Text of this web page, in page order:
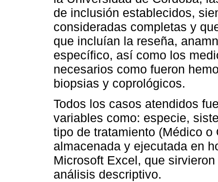
de inclusión establecidos,
consideradas completas y
que incluían la reseña,
específico, así como los
necesarios como fueron
biopsias y coprológicos.
Todos los casos atendidos
variables como: especie,
tipo de tratamiento (Médico
almacenada y ejecutada en
Microsoft Excel, que
análisis descriptivo.